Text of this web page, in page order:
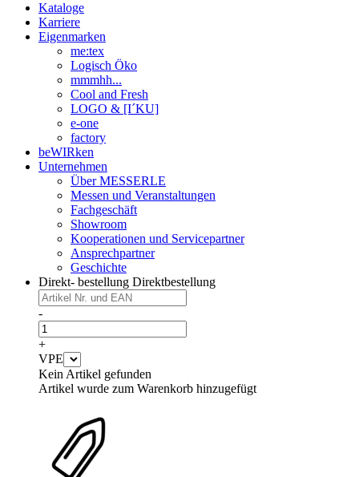
Kataloge
Karriere
Eigenmarken
me:tex
Logisch Öko
mmmhh...
Cool and Fresh
LOGO & [I´KU]
e-one
factory
beWIRken
Unternehmen
Über MESSERLE
Messen und Veranstaltungen
Fachgeschäft
Showroom
Kooperationen und Servicepartner
Ansprechpartner
Geschichte
Direkt- bestellung Direktbestellung
-
+
VPE
Kein Artikel gefunden
Artikel wurde zum Warenkorb hinzugefügt